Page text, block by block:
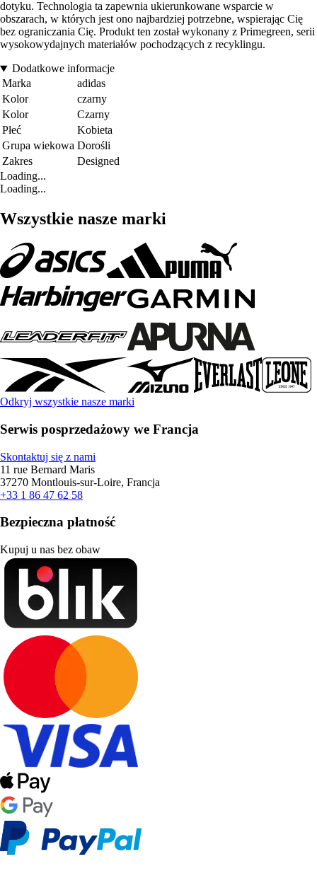
dotyku. Technologia ta zapewnia ukierunkowane wsparcie w
obszarach, w których jest ono najbardziej potrzebne, wspierając Cię
bez ograniczania Cię. Produkt ten został wykonany z Primegreen, serii
wysokowydajnych materiałów pochodzących z recyklingu.
Dodatkowe informacje
Marka
adidas
Kolor
czarny
Kolor
Czarny
Płeć
Kobieta
Grupa wiekowa Dorośli
Zakres
Designed
Loading...
Loading...
Wszystkie nasze marki
Odkryj wszystkie nasze marki
Serwis posprzedażowy we Francja
Skontaktuj się z nami
11 rue Bernard Maris
37270 Montlouis-sur-Loire, Francja
+33 1 86 47 62 58
Bezpieczna płatność
Kupuj u nas bez obaw